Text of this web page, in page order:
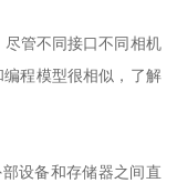
管不同接口不同相机
程模型很相似，了解
设备和存储器之间直